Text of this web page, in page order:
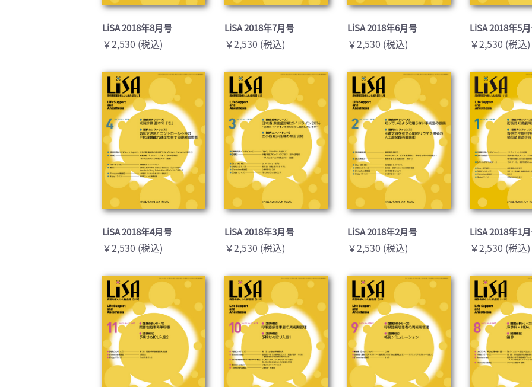
LiSA 2018年8月号
￥2,530 (税込)
LiSA 2018年7月号
￥2,530 (税込)
LiSA 2018年6月号
￥2,530 (税込)
LiSA 2018年5
￥2,530 (税込)
LiSA 2018年4月号
￥2,530 (税込)
LiSA 2018年3月号
￥2,530 (税込)
LiSA 2018年2月号
￥2,530 (税込)
LiSA 2018年1
￥2,530 (税込)